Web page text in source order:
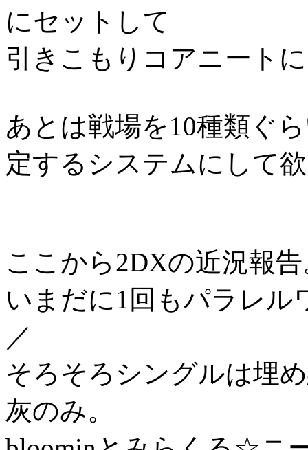
にセットして
引きこもりコアニート
あとは戦場を10種類ぐ
定するシステムにして
ここから2DXの近況報
いまだに1回もパラレル
／
そろそろシングルは埋
灰のみ。